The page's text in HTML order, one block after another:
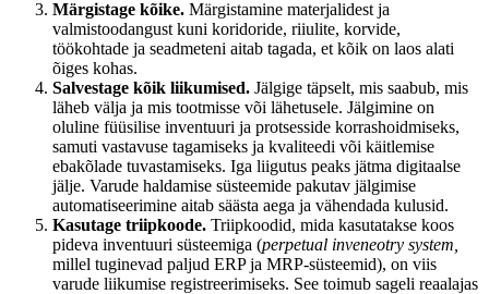
Märgistage kõike. Märgistamine materjalidest ja
valmistoodangust kuni koridoride, riiulite, korvide,
töökohtade ja seadmeteni aitab tagada, et kõik on laos alati
õiges kohas.
Salvestage kõik liikumised. Jälgige täpselt, mis saabub, mis
läheb välja ja mis tootmisse või lähetusele. Jälgimine on
oluline füüsilise inventuuri ja protsesside korrashoidmiseks,
samuti vastavuse tagamiseks ja kvaliteedi või käitlemise
ebakõlade tuvastamiseks. Iga liigutus peaks jätma digitaalse
jälje. Varude haldamise süsteemide pakutav jälgimise
automatiseerimine aitab säästa aega ja vähendada kulusid.
Kasutage triipkoode. Triipkoodid, mida kasutatakse koos
pideva inventuuri süsteemiga (perpetual inveneotry system,
millel tuginevad paljud ERP ja MRP-süsteemid), on viis
varude liikumise registreerimiseks. See toimub sageli reaalajas